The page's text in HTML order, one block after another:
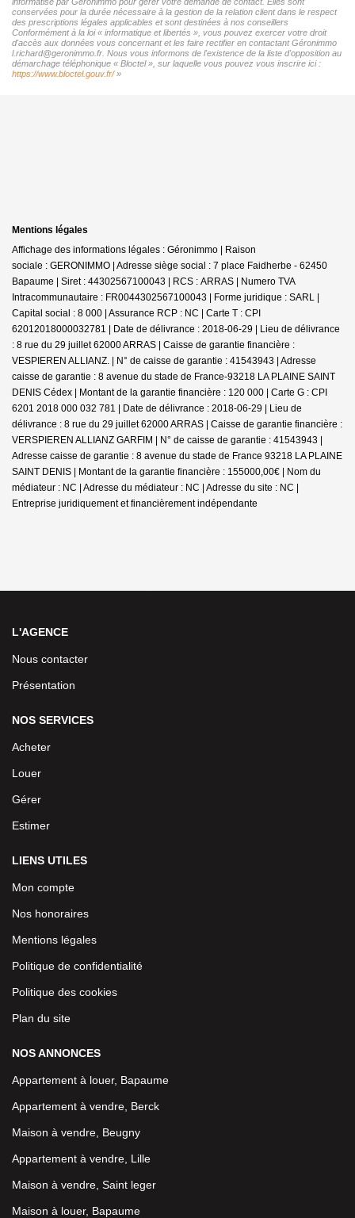
conservées pour la durée nécessaire à la gestion de la relation client dans le respect
des prescriptions légales applicables et sont destinées à nos conseillers
Conformément à la loi « informatique et libertés », vous pouvez exercer votre droit
d'accès aux données vous concernant et les faire rectifier en contactant Géronimmo
l.richard@geronimmo.fr. Nous vous informons de l'existence de la liste d'opposition au
démarchage téléphonique « Bloctel », sur laquelle vous pouvez vous inscrire ici :
https://www.bloctel.gouv.fr/»
Mentions légales
Affichage des informations légales : Géronimmo | Raison
sociale : GERONIMMO | Adresse siège social : 7 place Faidherbe - 62450
Bapaume | Siret : 44302567100043 | RCS : ARRAS | Numero TVA
Intracommunautaire : FR0044302567100043 | Forme juridique : SARL |
Capital social : 8 000 | Assurance RCP : NC | Carte T : CPI
62012018000032781 | Date de délivrance : 2018-06-29 | Lieu de délivrance
: 8 rue du 29 juillet 62000 ARRAS | Caisse de garantie financière :
VESPIEREN ALLIANZ. | N° de caisse de garantie : 41543943 | Adresse
caisse de garantie : 8 avenue du stade de France-93218 LA PLAINE SAINT
DENIS Cédex | Montant de la garantie financière : 120 000 | Carte G : CPI
6201 2018 000 032 781 | Date de délivrance : 2018-06-29 | Lieu de
délivrance : 8 rue du 29 juillet 62000 ARRAS | Caisse de garantie financière :
VERSPIEREN ALLIANZ GARFIM | N° de caisse de garantie : 41543943 |
Adresse caisse de garantie : 8 avenue du stade de France 93218 LA PLAINE
SAINT DENIS | Montant de la garantie financière : 155000,00€ | Nom du
médiateur : NC | Adresse du médiateur : NC | Adresse du site : NC |
Entreprise juridiquement et financièrement indépendante
L'AGENCE
Nous contacter
Présentation
NOS SERVICES
Acheter
Louer
Gérer
Estimer
LIENS UTILES
Mon compte
Nos honoraires
Mentions légales
Politique de confidentialité
Politique des cookies
Plan du site
NOS ANNONCES
Appartement à louer, Bapaume
Appartement à vendre, Berck
Maison à vendre, Beugny
Appartement à vendre, Lille
Maison à vendre, Saint leger
Maison à louer, Bapaume